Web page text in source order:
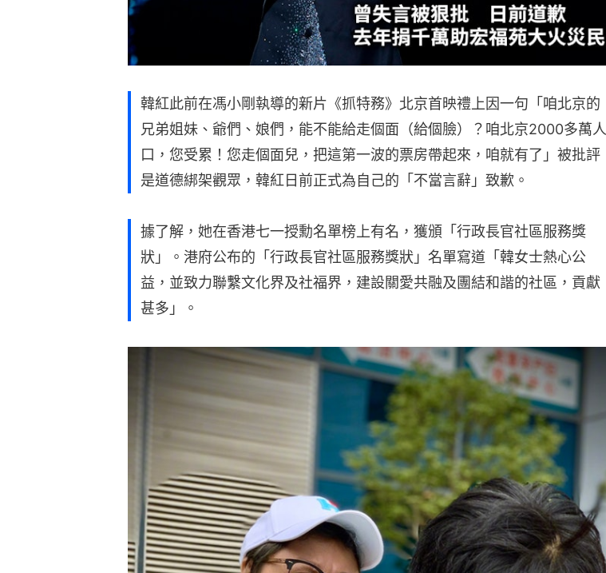
韓紅此前在馮小剛執導的新片《抓特務》北京首映禮上因一句「咱北京的
兄弟姐妹、爺們、娘們，能不能給走個面（給個臉）？咱北京2000多萬人
口，您受累！您走個面兒，把這第一波的票房帶起來，咱就有了」被批評
是道德綁架觀眾，韓紅日前正式為自己的「不當言辭」致歉。
據了解，她在香港七一授勳名單榜上有名，獲頒「行政長官社區服務獎
狀」。港府公布的「行政長官社區服務獎狀」名單寫道「韓女士熱心公
益，並致力聯繫文化界及社福界，建設關愛共融及團結和諧的社區，貢獻
甚多」。